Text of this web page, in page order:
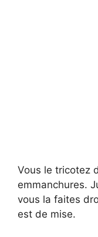
Vous le tricotez
emmanchures.
vous la faites
est de mise.